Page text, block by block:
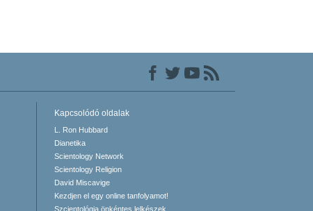
Kapcsolódó oldalak
L. Ron Hubbard
Dianetika
Scientology Network
Scientology Religion
David Miscavige
Kezdjen el egy online tanfolyamot!
Szcientológia önkéntes lelkészek